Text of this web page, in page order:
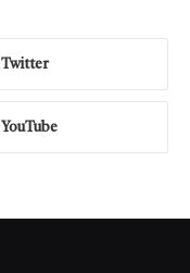
Twitter
YouTube